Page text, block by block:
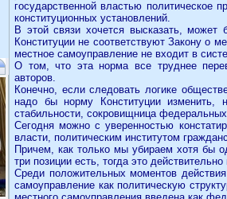
государственной властью политическое
конституционных установлений.
В этой связи хочется высказать,
Конституции не соответствуют Закону о
местное самоуправление не входит в
О том, что эта норма все труднее
авторов.
Конечно, если следовать логике
надо бы норму Конституции изменить,
стабильности, сокровищница
Сегодня можно с уверенностью
власти, политическим институтом
Причем, как только мы убираем хотя бы
три позиции есть, тогда это
Среди положительных моментов
самоуправление как политическую